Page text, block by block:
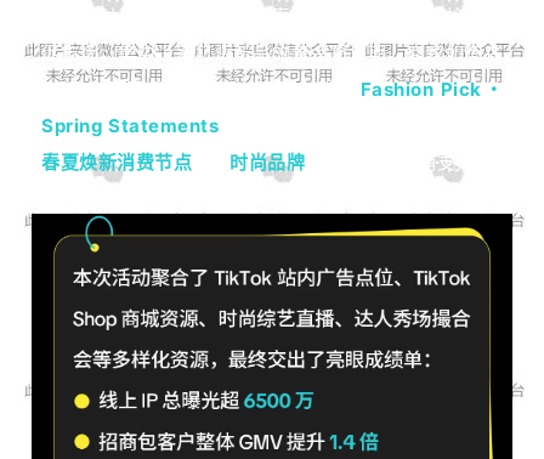
3 月是时尚品牌全年重要的春夏焕新节点，也是抢占春
促市场、集中上新打爆新品的黄金窗口期。商家如何在
大促实现声量与销量的双重突破？ Fashion Pick・
Spring Statements
春夏焕新消费节点
时尚品牌 打造全链路营销支持。